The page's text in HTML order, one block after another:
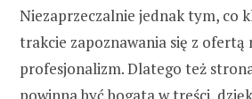
Niezaprzeczalnie jednak tym, co
trakcie zapoznawania się z ofertą
profesjonalizm. Dlatego też
powinna być bogata w treści,